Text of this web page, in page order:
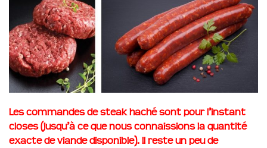
Les commandes de steak haché sont pour l’instant
closes (jusqu’à ce que nous connaissions la quantité
exacte de viande disponible). Il reste un peu de